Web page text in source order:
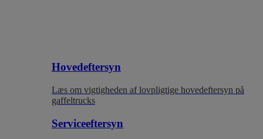
Hovedeftersyn
Læs om vigtigheden af lovpligtige hovedeftersyn på
gaffeltrucks
Serviceeftersyn